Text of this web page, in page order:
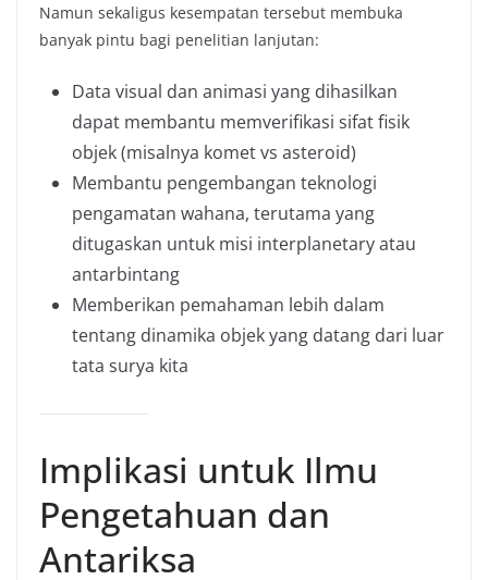
Namun sekaligus kesempatan tersebut membuka
banyak pintu bagi penelitian lanjutan:
Data visual dan animasi yang dihasilkan
dapat membantu memverifikasi sifat fisik
objek (misalnya komet vs asteroid)
Membantu pengembangan teknologi
pengamatan wahana, terutama yang
ditugaskan untuk misi interplanetary atau
antarbintang
Memberikan pemahaman lebih dalam
tentang dinamika objek yang datang dari luar
tata surya kita
Implikasi untuk Ilmu
Pengetahuan dan
Antariksa